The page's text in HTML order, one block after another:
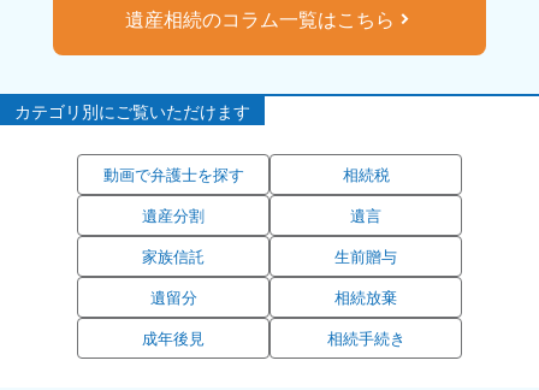
遺産相続のコラム一覧はこちら
カテゴリ別にご覧いただけます
動画で弁護士を探す
相続税
遺産分割
遺言
家族信託
生前贈与
遺留分
相続放棄
成年後見
相続手続き